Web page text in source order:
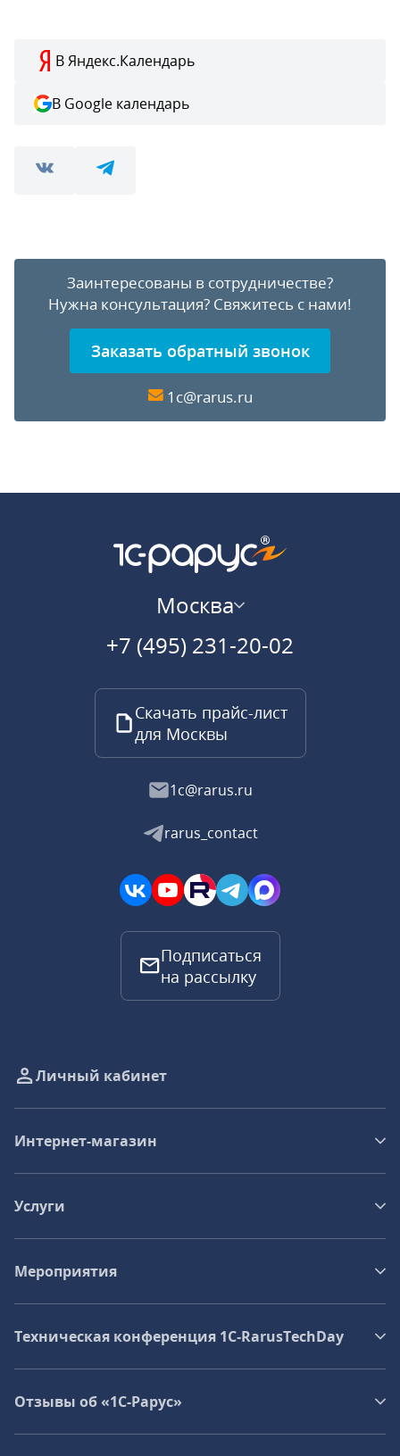
В Яндекс.Календарь
В Google календарь
Заинтересованы в сотрудничестве?
Нужна консультация? Свяжитесь с нами!
Заказать обратный звонок
1c@rarus.ru
Москва
+7 (495) 231-20-02
Скачать прайс-лист
для Москвы
1c@rarus.ru
rarus_contact
Подписаться
на рассылку
Личный кабинет
Интернет-магазин
Услуги
Мероприятия
Техническая конференция 1C‑RarusTechDay
Отзывы об «1С-Рарус»